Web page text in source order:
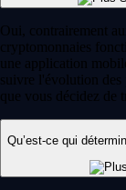
Oui, contrairement
cryptomonnaies
une application
suivre l'évolution des
que vous décidez de
Qu’est-ce qui